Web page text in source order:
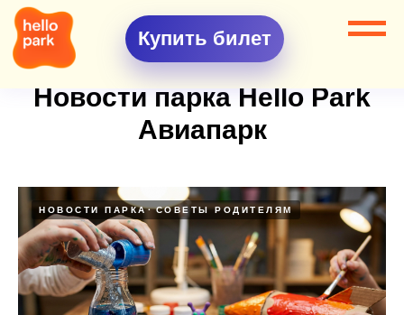
Купить билет
Новости парка Hello Park
Авиапарк
НОВОСТИ ПАРКА СОВЕТЫ РОДИТЕЛЯМ